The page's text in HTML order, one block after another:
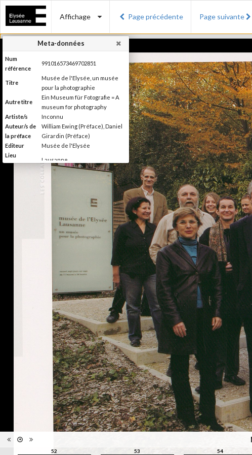
Affichage Page précédente Page suivante
52 53 54
Meta-données
Num
référence
991016573469702851
Titre
Musée de l'Elysée, un musée
pour la photographie
Autre titre
Ein Museum für Fotografie = A
museum for photography
Artiste/s
Inconnu
Auteur/s de
la préface
William Ewing (Préface), Daniel
Girardin (Préface)
Editeur
Musée de l'Elysée
Lieu
d'édition
Lausanne
2007
Musées, colletions, expositions
Couleur, Noir & Blanc
111 pages
Français, Allemand, Anglais